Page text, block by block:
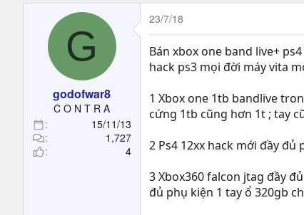
G
godofwar8
C O N T R A
15/11/13
1,727
4
23/7/18
Bán xbox one band live+
hack ps3 mọi đời máy vita
1 Xbox one 1tb bandlive
cứng 1tb cũng hơn 1t ; tay
2 Ps4 12xx hack mới đầy
3 Xbox360 falcon jtag đầy
đủ phụ kiện 1 tay ổ 320gb